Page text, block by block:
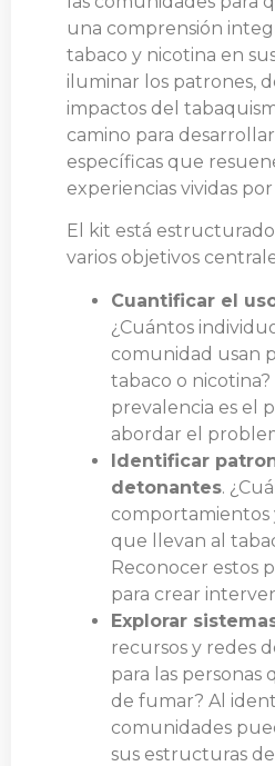
una comprensión
tabaco y nicotina en
iluminar los patrones,
impactos del
camino para
específicas que
experiencias vividas
El kit está
varios objetivos
Cuantificar el
¿Cuántos
comunidad usan
tabaco o
prevalencia es el
abordar el
Identificar
detonantes.
comportamientos
que llevan al
Reconocer estos
para crear
Explorar
recursos y redes
para las personas
de fumar? Al
comunidades
sus estructuras